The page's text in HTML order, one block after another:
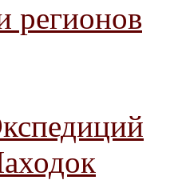
регионов